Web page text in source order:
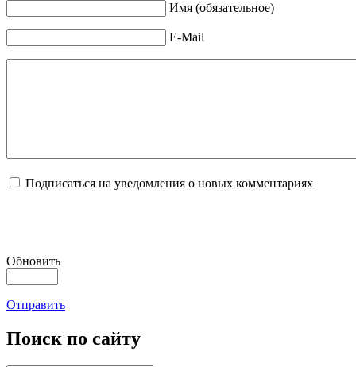
Имя (обязательное)
E-Mail
Подписаться на уведомления о новых комментариях
Обновить
Отправить
Поиск по сайту